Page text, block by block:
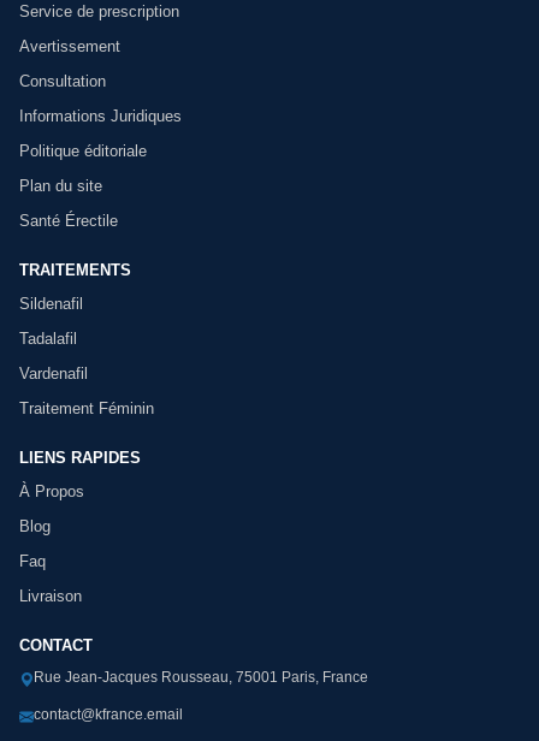
Service de prescription
Avertissement
Consultation
Informations Juridiques
Politique éditoriale
Plan du site
Santé Érectile
TRAITEMENTS
Sildenafil
Tadalafil
Vardenafil
Traitement Féminin
LIENS RAPIDES
À Propos
Blog
Faq
Livraison
CONTACT
Rue Jean-Jacques Rousseau, 75001 Paris, France
contact@kfrance.email